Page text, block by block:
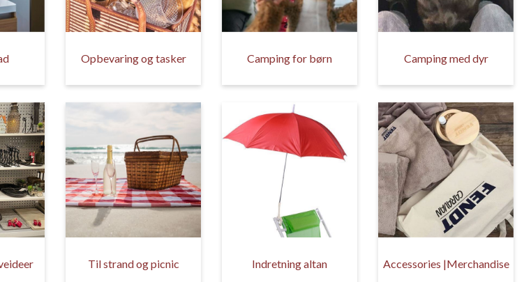
Opbevaring og tasker Camping for børn Camping med dyr
Til strand og picnic Indretning altan Accessories |Merchandise